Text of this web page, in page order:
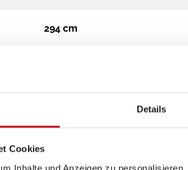
Details
Cookies
294 cm